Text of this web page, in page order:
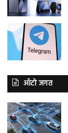
ऑटो जगत